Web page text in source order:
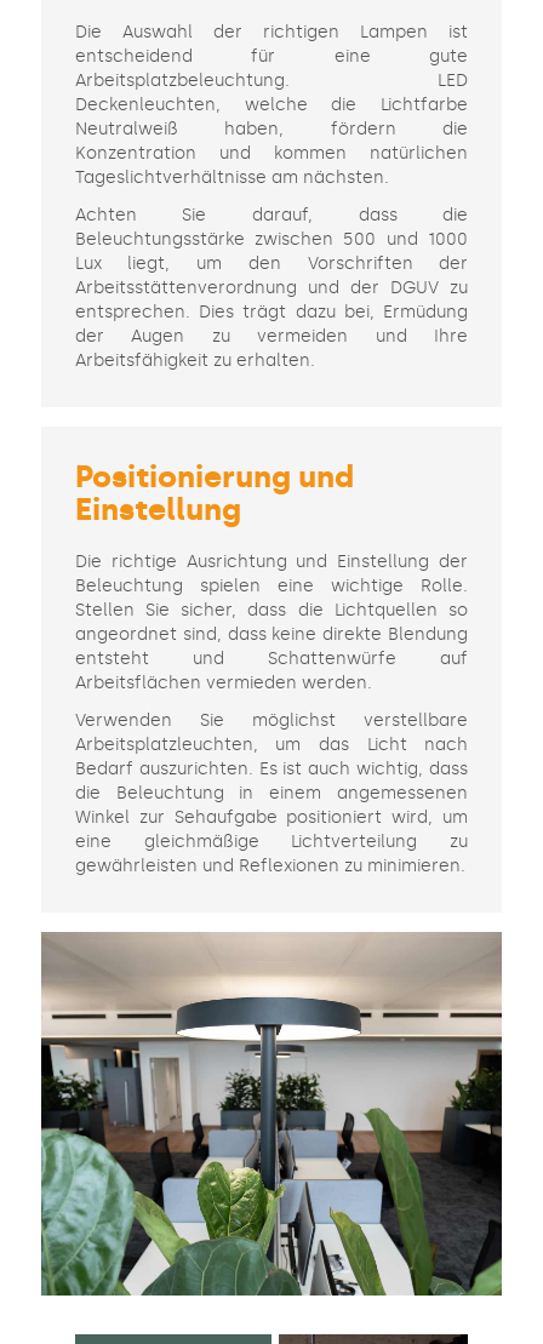
Die Auswahl der richtigen Lampen ist
entscheidend für eine gute
Arbeitsplatzbeleuchtung. LED
Deckenleuchten, welche die Lichtfarbe
Neutralweiß haben, fördern die
Konzentration und kommen natürlichen
Tageslichtverhältnisse am nächsten.
Achten Sie darauf, dass die
Beleuchtungsstärke zwischen 500 und 1000
Lux liegt, um den Vorschriften der
Arbeitsstättenverordnung und der DGUV zu
entsprechen. Dies trägt dazu bei, Ermüdung
der Augen zu vermeiden und Ihre
Arbeitsfähigkeit zu erhalten.
Positionierung und
Einstellung
Die richtige Ausrichtung und Einstellung der
Beleuchtung spielen eine wichtige Rolle.
Stellen Sie sicher, dass die Lichtquellen so
angeordnet sind, dass keine direkte Blendung
entsteht und Schattenwürfe auf
Arbeitsflächen vermieden werden.
Verwenden Sie möglichst verstellbare
Arbeitsplatzleuchten, um das Licht nach
Bedarf auszurichten. Es ist auch wichtig, dass
die Beleuchtung in einem angemessenen
Winkel zur Sehaufgabe positioniert wird, um
eine gleichmäßige Lichtverteilung zu
gewährleisten und Reflexionen zu minimieren.